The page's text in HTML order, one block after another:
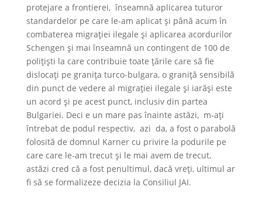
protejare a frontierei, înseamnă aplicarea tuturor
standardelor pe care le-am aplicat și până acum în
combaterea migrației ilegale și aplicarea acordurilor
Schengen și mai înseamnă un contingent de 100 de
polițiști la care contribuie toate țările care să fie
dislocați pe granița turco-bulgara, o graniță sensibilă
din punct de vedere al migrației ilegale și iarăși este
un acord și pe acest punct, inclusiv din partea
Bulgariei. Deci e un mare pas înainte astăzi, m-ați
întrebat de podul respectiv, azi da, a fost o parabolă
folosită de domnul Karner cu privire la podurile pe
care care le-am trecut și le mai avem de trecut,
astăzi cred că a fost penultimul, dacă vreți, ultimul ar
fi să se formalizeze decizia la Consiliul JAI.